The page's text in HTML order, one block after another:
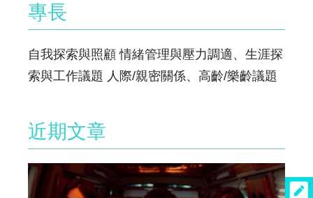
專長
自我探索與照顧 情緒管理與壓力調適、生涯探
索與工作議題 人際/親密關係、高齡/樂齡議題
近期文章